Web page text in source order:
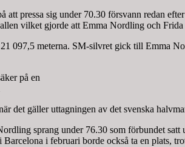
att pressa sig under 70.30 försvann redan
vilket gjorde att Emma Nordling och
097,5 meterna. SM-silvret gick till Emma
på en
det gäller uttagningen av det svenska
sprang under 76.30 som förbundet
i februari borde också ta en plats,